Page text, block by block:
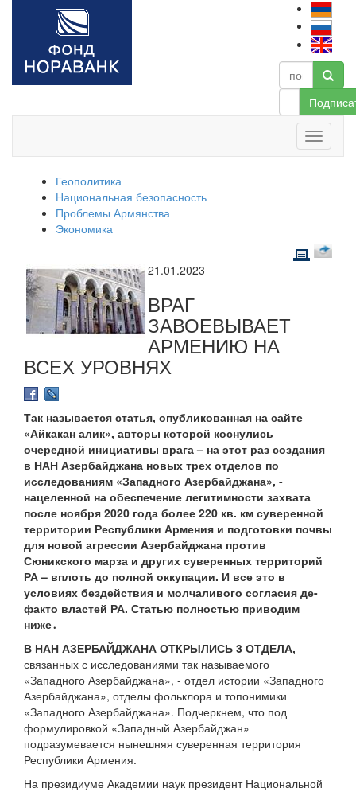
Геополитика
Национальная безопасность
Проблемы Армянства
Экономика
21.01.2023
ВРАГ
ЗАВОЕВЫВАЕТ
АРМЕНИЮ НА
ВСЕХ УРОВНЯХ
Так называется статья, опубликованная на сайте
«Айкакан алик», авторы которой коснулись
очередной инициативы врага – на этот раз создания
в НАН Азербайджана новых трех отделов по
исследованиям «Западного Азербайджана», -
нацеленной на обеспечение легитимности захвата
после ноября 2020 года более 220 кв. км суверенной
территории Республики Армения и подготовки почвы
для новой агрессии Азербайджана против
Сюникского марза и других суверенных территорий
РА – вплоть до полной оккупации. И все это в
условиях бездействия и молчаливого согласия де-
факто властей РА. Статью полностью приводим
ниже․
В НАН АЗЕРБАЙДЖАНА ОТКРЫЛИСЬ 3 ОТДЕЛА,
связанных с исследованиями так называемого
«Западного Азербайджана», - отдел истории «Западного
Азербайджана», отделы фольклора и топонимики
«Западного Азербайджана». Подчеркнем, что под
формулировкой «Западный Азербайджан»
подразумевается нынешняя суверенная территория
Республики Армения.
На президиуме Академии наук президент Национальной